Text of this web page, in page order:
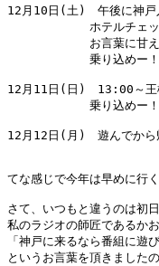
12月10日(土)　午後に神戸
ホテルチェックイ
お言葉に甘えて「
乗り込めー！
12月11日(日)　13:00～王
乗り込めー！
12月12日(月)　遊んでから
てな感じで今年は早めに行
さて、いつもと違うのは初
私のラジオの師匠であるか
「神戸に来るなら番組に遊
というお言葉を頂きました